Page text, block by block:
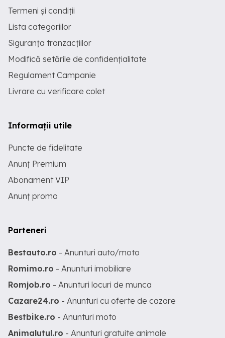
Termeni și condiții
Lista categoriilor
Siguranța tranzacțiilor
Modifică setările de confidențialitate
Regulament Campanie
Livrare cu verificare colet
Informații utile
Puncte de fidelitate
Anunț Premium
Abonament VIP
Anunț promo
Parteneri
Bestauto.ro - Anunturi auto/moto
Romimo.ro - Anunturi imobiliare
Romjob.ro - Anunturi locuri de munca
Cazare24.ro - Anunturi cu oferte de cazare
Bestbike.ro - Anunturi moto
Animalutul.ro - Anunturi gratuite animale